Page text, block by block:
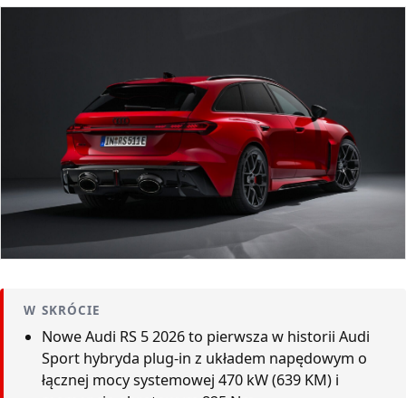
W SKRÓCIE
Nowe Audi RS 5 2026 to pierwsza w historii Audi
Sport hybryda plug-in z układem napędowym o
łącznej mocy systemowej 470 kW (639 KM) i